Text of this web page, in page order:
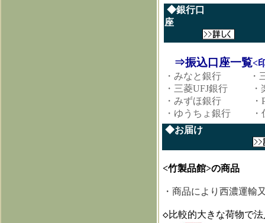
◆銀行口
座
⇒振込口座一覧<
・みなと銀行 ・三
・三菱UFJ銀行 ・
・みずほ銀行
・ゆうちょ銀行 ・
◆
<竹製品館>の商品
・商品により西濃運輸
◇比較的大きな荷物で